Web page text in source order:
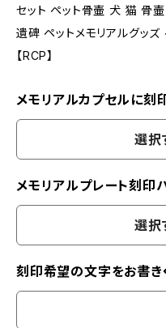
セット ペット骨壷 犬 猫 骨
遺碑 ペットメモリアルグッ
【RCP】
メモリアルカプセルに刻
選択
メモリアルプレート刻印
選択
刻印希望の文字をお書き